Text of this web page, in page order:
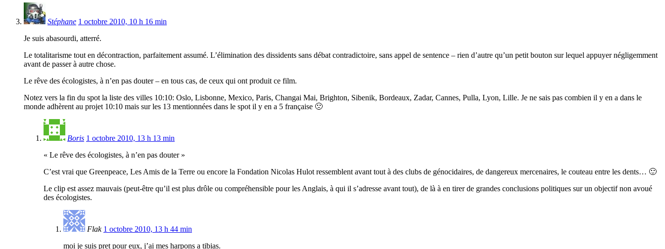
Stéphane 1 octobre 2010, 10 h 16 min
Je suis abasourdi, atterré.
Le totalitarisme tout en décontraction, parfaitement assumé. L’élimination des dissidents sans débat contradictoire, sans appel de sentence – rien d’autre qu’un petit bouton sur lequel appuyer négligemment
avant de passer à autre chose.
Le rêve des écologistes, à n’en pas douter – en tous cas, de ceux qui ont produit ce film.
Notez vers la fin du spot la liste des villes 10:10: Oslo, Lisbonne, Mexico, Paris, Changai Mai, Brighton, Sibenik, Bordeaux, Zadar, Cannes, Pulla, Lyon, Lille. Je ne sais pas combien il y en a dans le
monde adhèrent au projet 10:10 mais sur les 13 mentionnées dans le spot il y en a 5 française 🙁
Boris 1 octobre 2010, 13 h 13 min
« Le rêve des écologistes, à n’en pas douter »
C’est vrai que Greenpeace, Les Amis de la Terre ou encore la Fondation Nicolas Hulot ressemblent avant tout à des clubs de génocidaires, de dangereux mercenaires, le couteau entre les dents… 🙂
Le clip est assez mauvais (peut-être qu’il est plus drôle ou compréhensible pour les Anglais, à qui il s’adresse avant tout), de là à en tirer de grandes conclusions politiques sur un objectif non avoué
des écologistes.
Flak 1 octobre 2010, 13 h 44 min
moi je suis pret pour eux, j’ai mes harpons a tibias.